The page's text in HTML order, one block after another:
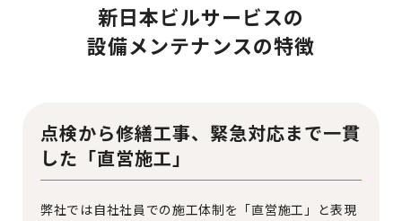
新日本ビルサービスの
設備メンテナンスの特徴
点検から修繕工事、緊急対応まで一貫
した「直営施工」
弊社では自社社員での施工体制を「直営施工」と表現